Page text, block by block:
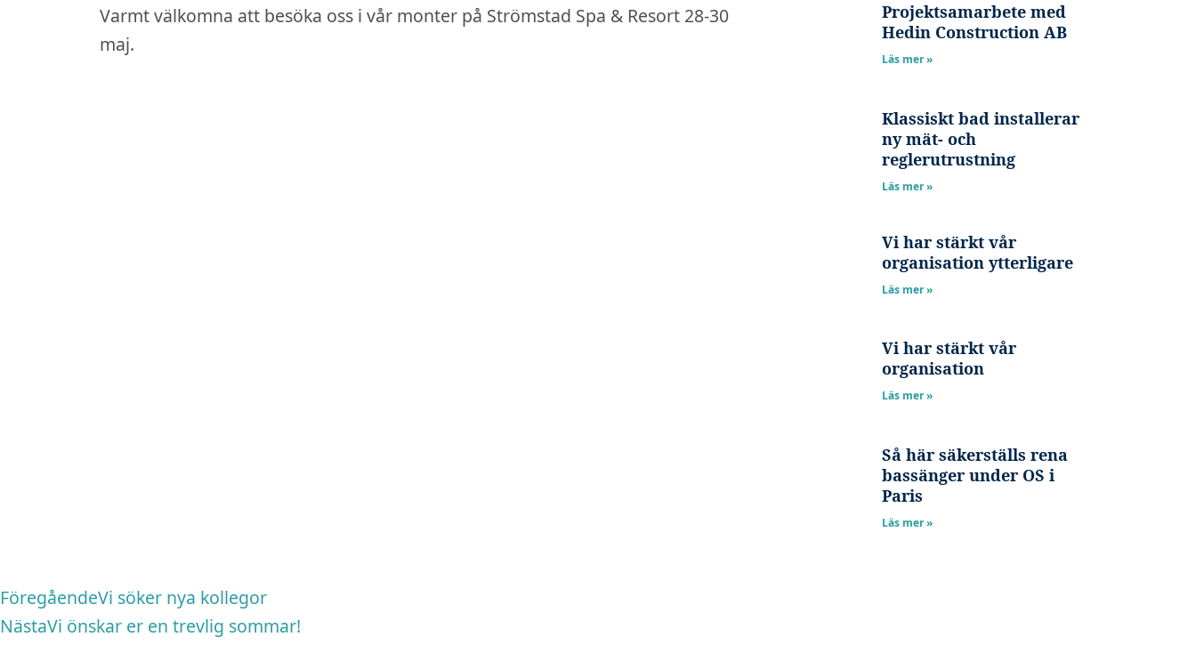
Varmt välkomna att besöka oss i vår monter på Strömstad Spa & Resort 28-30
maj.
Projektsamarbete med
Hedin Construction AB
Läs mer »
Klassiskt bad installerar
ny mät- och
reglerutrustning
Läs mer »
Vi har stärkt vår
organisation ytterligare
Läs mer »
Vi har stärkt vår
organisation
Läs mer »
Så här säkerställs rena
bassänger under OS i
Paris
Läs mer »
Föregående
FöregåendeVi söker nya kollegor
NästaVi önskar er en trevlig sommar!